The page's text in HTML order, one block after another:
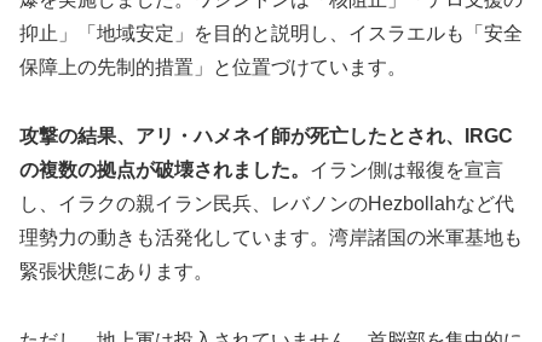
抑止」「地域安定」を目的と説明し、イスラエルも「安全
保障上の先制的措置」と位置づけています。
攻撃の結果、アリ・ハメネイ師が死亡したとされ、IRGC
の複数の拠点が破壊されました。 イラン側は報復を宣言
し、イラクの親イラン民兵、レバノンのHezbollahなど代
理勢力の動きも活発化しています。湾岸諸国の米軍基地も
緊張状態にあります。